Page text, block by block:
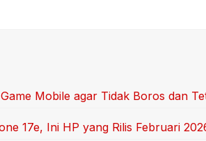
Mobile agar Tidak Boros dan
17e, Ini HP yang Rilis Februari